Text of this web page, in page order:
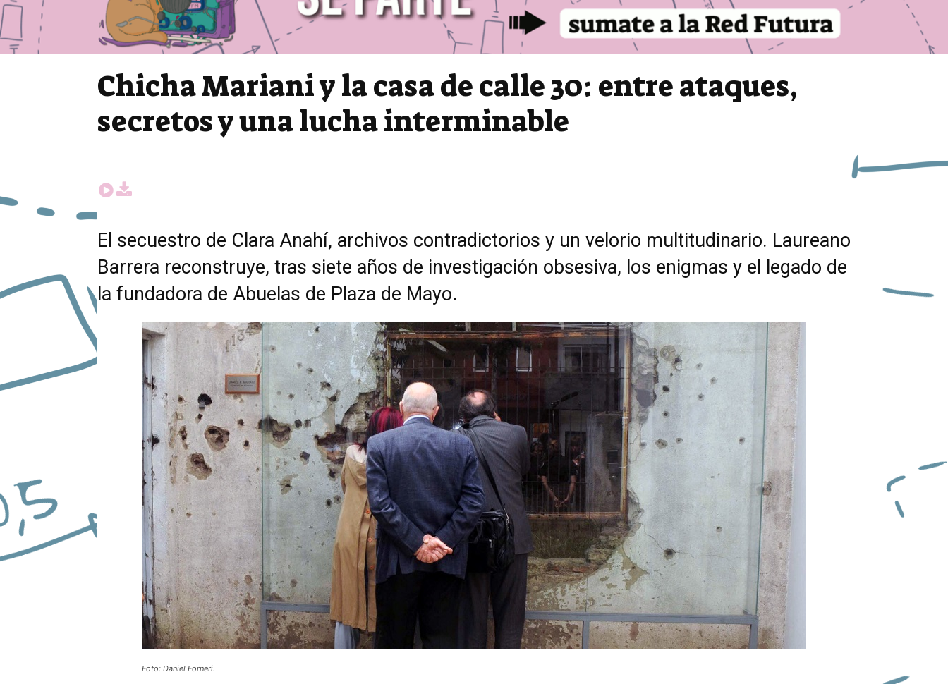
Chicha Mariani y la casa de calle 30: entre ataques,
secretos y una lucha interminable
El secuestro de Clara Anahí, archivos contradictorios y un velorio multitudinario. Laureano
Barrera reconstruye, tras siete años de investigación obsesiva, los enigmas y el legado de
la fundadora de Abuelas de Plaza de Mayo.
Foto: Daniel Forneri.